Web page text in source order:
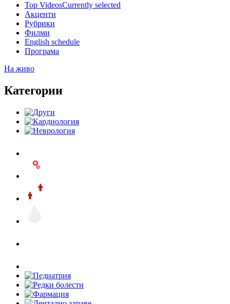
Top VideosCurrently selected
Акценти
Рубрики
Филми
English schedule
Програма
На живо
Категории